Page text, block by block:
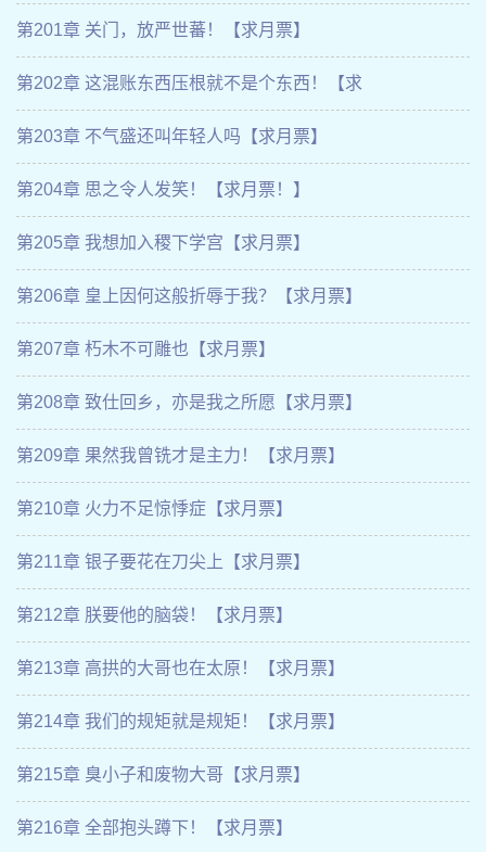
第201章 关门，放严世蕃！【求月票】
第202章 这混账东西压根就不是个东西！【求
第203章 不气盛还叫年轻人吗【求月票】
第204章 思之令人发笑！【求月票！】
第205章 我想加入稷下学宫【求月票】
第206章 皇上因何这般折辱于我？【求月票】
第207章 朽木不可雕也【求月票】
第208章 致仕回乡，亦是我之所愿【求月票】
第209章 果然我曾铣才是主力！【求月票】
第210章 火力不足惊悸症【求月票】
第211章 银子要花在刀尖上【求月票】
第212章 朕要他的脑袋！【求月票】
第213章 高拱的大哥也在太原！【求月票】
第214章 我们的规矩就是规矩！【求月票】
第215章 臭小子和废物大哥【求月票】
第216章 全部抱头蹲下！【求月票】